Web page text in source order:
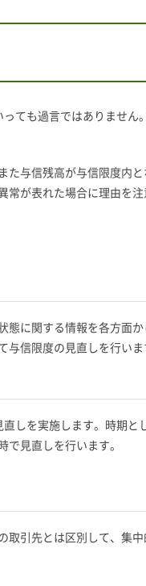
ても過言ではありません
与信残高が与信限度内
が表れた場合に理由を注
態に関する情報を各方面
信限度の見直しを行いま
しを実施します。時期と
で見直しを行います。
取引先とは区別して、集